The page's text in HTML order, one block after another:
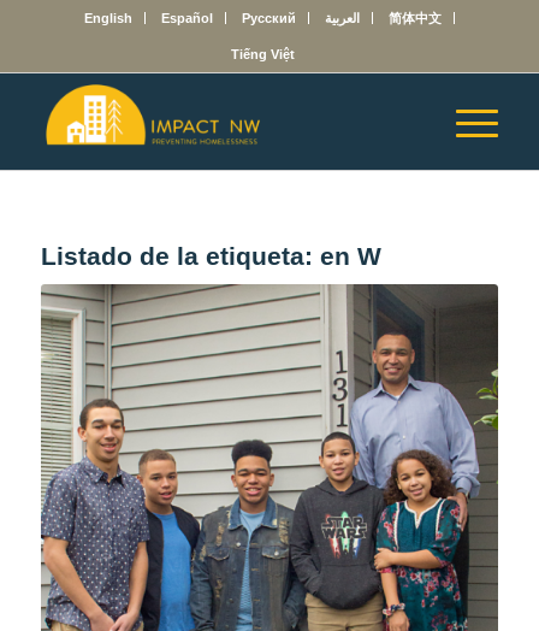
English Español Русский العربية 简体中文
Tiếng Việt
Listado de la etiqueta: en W